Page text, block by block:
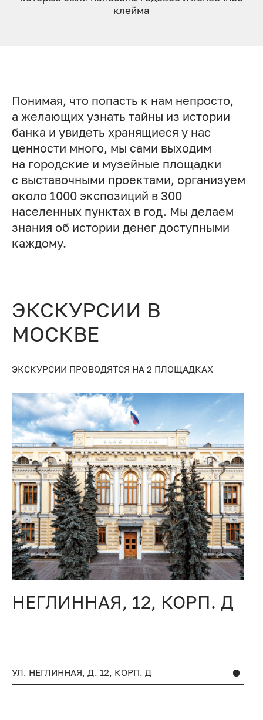
клей­ма
Понимая, что попасть к нам непросто,
а желающих узнать тайны из истории
банка и увидеть хранящиеся у нас
ценности много, мы сами выходим
на городские и музейные площадки
с выставочными проектами, организуем
около 1000 экспозиций в 300
населенных пунктах в год. Мы делаем
знания об истории денег доступными
каждому.
ЭКСКУРСИИ В
МОСКВЕ
ЭКСКУРСИИ ПРОВОДЯТСЯ НА 2 ПЛОЩАДКАХ
НЕГЛИННАЯ, 12, КОРП. Д
УЛ. НЕГЛИННАЯ, Д. 12, КОРП. Д